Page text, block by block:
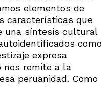
elementos de
características que
una síntesis cultural
como
expresa
nos remite a la
peruanidad. Como